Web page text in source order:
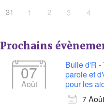
31
1 2 3 4
Prochains
07
Août
Bulle d'R -
parole et
pour les
7